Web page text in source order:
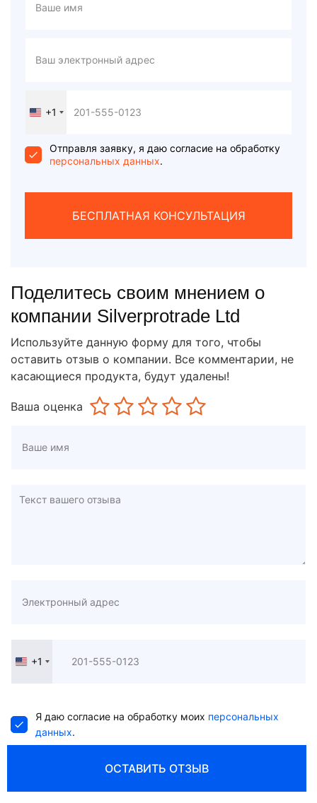
United
+1
+1
Отправля заявку, я даю согласие на обработку
персональных данных.
БЕСПЛАТНАЯ КОНСУЛЬТАЦИЯ
Поделитесь своим мнением о
компании Silverprotrade Ltd
Используйте данную форму для того, чтобы
оставить отзыв о компании. Все комментарии, не
касающиеся продукта, будут удалены!
Ваша оценка
United
+1
Я даю согласие на обработку моих персональных
данных.
ОСТАВИТЬ ОТЗЫВ